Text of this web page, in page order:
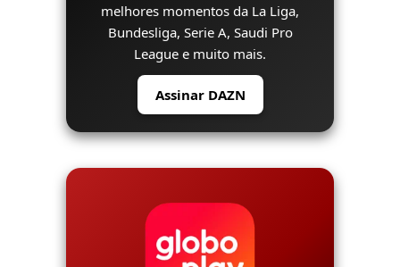
melhores momentos da La Liga,
Bundesliga, Serie A, Saudi Pro
League e muito mais.
Assinar DAZN